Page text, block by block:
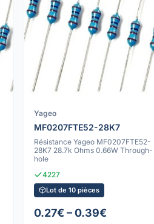
Yageo
MF0207FTE52-28K7
Résistance Yageo MF0207FTE52-
28K7 28.7k Ohms 0.66W Through-
hole
4227
Lot de 10 pièces
0.27€ – 0.39€